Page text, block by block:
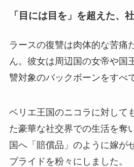
「目には目を」を超えた、
ラースの復讐は肉体的な苦痛
ん。彼女は周辺国の女帝や国
讐対象のバックボーンをすべ
ベリエ王国のニコラに対して
た豪華な社交界での生活を奪
国へ「賠償品」のように嫁が
プライドを粉々にしました。